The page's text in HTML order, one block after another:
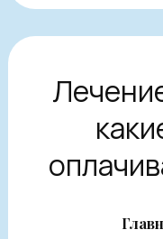
содержимому